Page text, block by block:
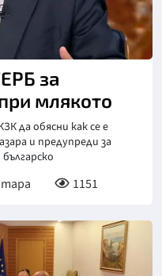
за
млякото
да обясни как се е
и предупреди за
1151